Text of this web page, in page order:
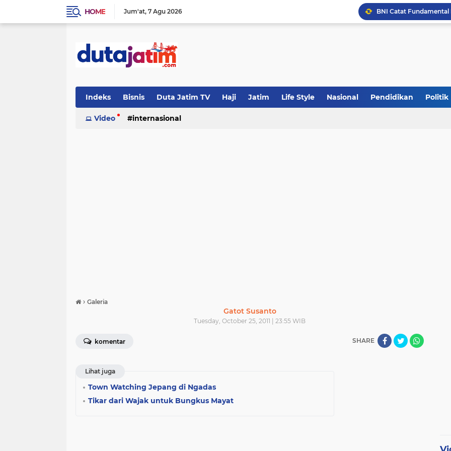
HOME Jum'at 7 Agu 2026
JakOne Mobile Antar
Khutbah Jumat:
Indeks Bisnis Duta Jatim TV Haji Jatim Life Style Nasional Pendidikan Politik
Video internasional
› Galeria
Gatot Susanto
Tuesday, October 25, 2011 | 23:55 WIB
komentar SHARE
Lihat juga
Town Watching Jepang di Ngadas
Tikar dari Wajak untuk Bungkus Mayat